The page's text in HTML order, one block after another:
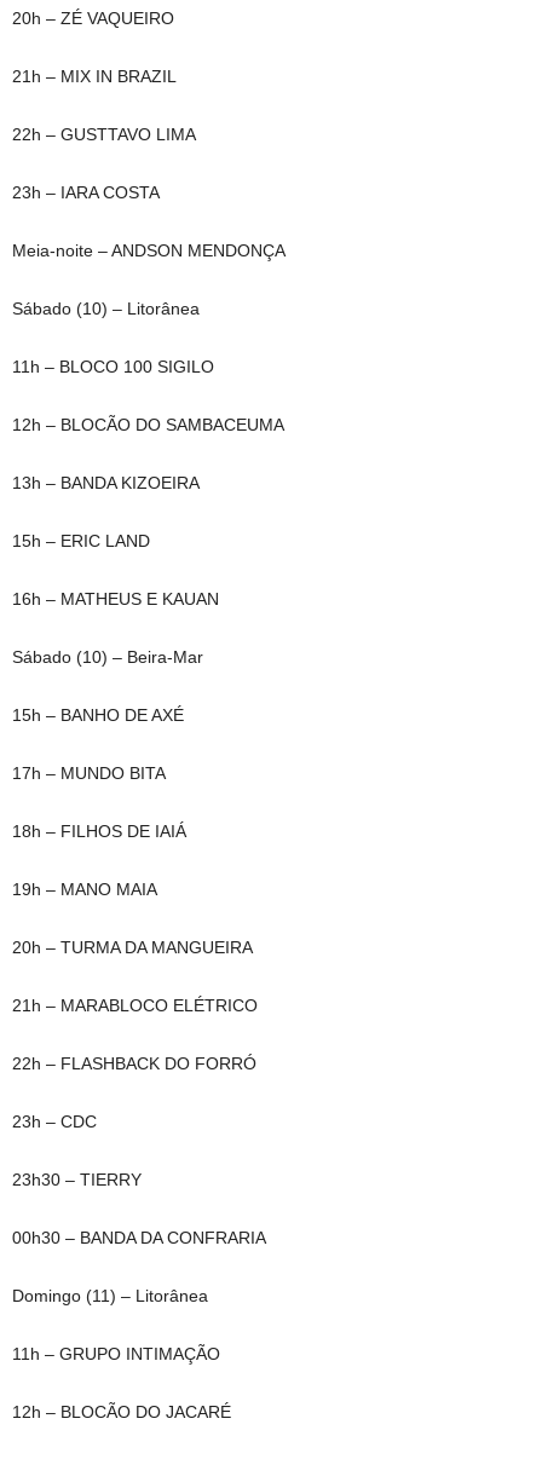
20h – ZÉ VAQUEIRO
21h – MIX IN BRAZIL
22h – GUSTTAVO LIMA
23h – IARA COSTA
Meia-noite – ANDSON MENDONÇA
Sábado (10) – Litorânea
11h – BLOCO 100 SIGILO
12h – BLOCÃO DO SAMBACEUMA
13h – BANDA KIZOEIRA
15h – ERIC LAND
16h – MATHEUS E KAUAN
Sábado (10) – Beira-Mar
15h – BANHO DE AXÉ
17h – MUNDO BITA
18h – FILHOS DE IAIÁ
19h – MANO MAIA
20h – TURMA DA MANGUEIRA
21h – MARABLOCO ELÉTRICO
22h – FLASHBACK DO FORRÓ
23h – CDC
23h30 – TIERRY
00h30 – BANDA DA CONFRARIA
Domingo (11) – Litorânea
11h – GRUPO INTIMAÇÃO
12h – BLOCÃO DO JACARÉ